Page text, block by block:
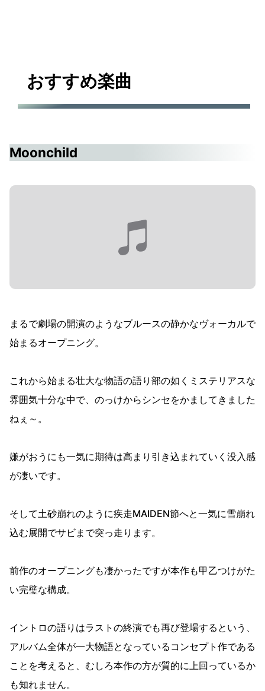
おすすめ楽曲
Moonchild
まるで劇場の開演のようなブルースの静かなヴォーカルで
始まるオープニング。
これから始まる壮大な物語の語り部の如くミステリアスな
雰囲気十分な中で、のっけからシンセをかましてきました
ねぇ～。
嫌がおうにも一気に期待は高まり引き込まれていく没入感
が凄いです。
そして土砂崩れのように疾走MAIDEN節へと一気に雪崩れ
込む展開でサビまで突っ走ります。
前作のオープニングも凄かったですが本作も甲乙つけがた
い完璧な構成。
イントロの語りはラストの終演でも再び登場するという、
アルバム全体が一大物語となっているコンセプト作である
ことを考えると、むしろ本作の方が質的に上回っているか
も知れません。